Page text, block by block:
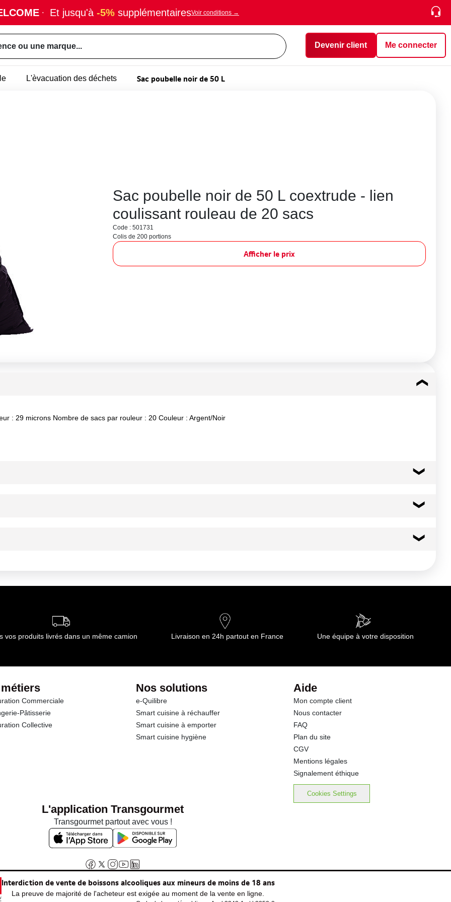
· Et jusqu'à -5% supplémentairesVoir conditions →
ou une marque... Devenir client Me connecter
L'èvacuation des déchets Sac poubelle noir de 50 L
Sac poubelle noir de 50 L coextrude - lien
coulissant rouleau de 20 sacs
Code : 501731
Colis de 200 portions
Afficher le prix
: 29 microns Nombre de sacs par rouleur : 20 Couleur : Argent/Noir
vos produits livrés dans un même camion Livraison en 24h partout en France Une équipe à votre disposition
Commerciale
Pâtisserie
Collective
Nos solutions
e-Quilibre
Smart cuisine à réchauffer
Smart cuisine à emporter
Smart cuisine hygiène
Aide
Mon compte client
Nous contacter
FAQ
Plan du site
CGV
Mentions légales
Signalement éthique
Cookies Settings
L'application Transgourmet
Transgourmet partout avec vous !
Interdiction de vente de boissons alcooliques aux mineurs de moins de 18 ans
La preuve de majorité de l'acheteur est exigée au moment de la vente en ligne.